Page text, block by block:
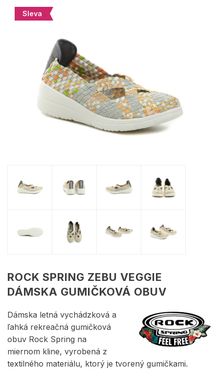
Sleva
ROCK SPRING ZEBU VEGGIE
DÁMSKA GUMIČKOVÁ OBUV
Dámska letná vychádzková a
ľahká rekreačná gumičková
obuv Rock Spring na
miernom kline, vyrobená z
textilného materiálu, ktorý je tvorený gumičkami.